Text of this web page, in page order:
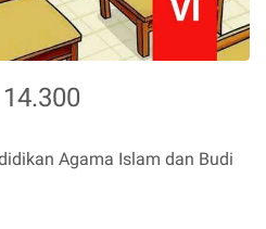
Agama Islam dan Budi